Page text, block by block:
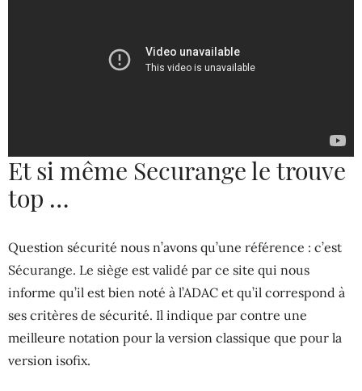
Et si même Securange le trouve
top …
Question sécurité nous n’avons qu’une référence : c’est
Sécurange. Le siège est validé par ce site qui nous
informe qu’il est bien noté à l’ADAC et qu’il correspond à
ses critères de sécurité. Il indique par contre une
meilleure notation pour la version classique que pour la
version isofix.